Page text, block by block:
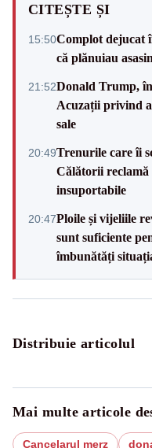
CITEȘTE ȘI
15:50Complot dejucat
că plănuiau
21:52Donald Trump,
Acuzații privind
sale
20:49Trenurile care îi
Călătorii reclamă
insuportabile
20:47Ploile și vijeliile
sunt suficiente
îmbunătăți
Distribuie articolul
Mai multe articole
Cancelarul merz